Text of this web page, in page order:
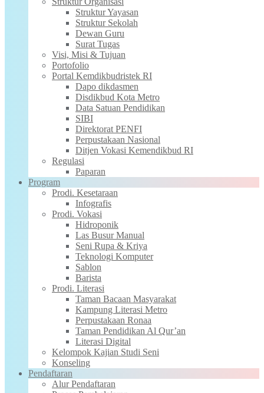
Struktur Yayasan
Struktur Sekolah
Dewan Guru
Surat Tugas
Visi, Misi & Tujuan
Portofolio
Portal Kemdikbudristek RI
Dapo dikdasmen
Disdikbud Kota Metro
Data Satuan Pendidikan
SIBI
Direktorat PENFI
Perpustakaan Nasional
Ditjen Vokasi Kemendikbud RI
Regulasi
Paparan
Program
Prodi. Kesetaraan
Infografis
Prodi. Vokasi
Hidroponik
Las Busur Manual
Seni Rupa & Kriya
Teknologi Komputer
Sablon
Barista
Prodi. Literasi
Taman Bacaan Masyarakat
Kampung Literasi Metro
Perpustakaan Ronaa
Taman Pendidikan Al Qur’an
Literasi Digital
Kelompok Kajian Studi Seni
Konseling
Pendaftaran
Alur Pendaftaran